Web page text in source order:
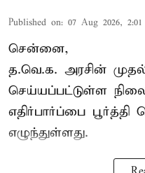
Published on: 07 Aug 2026,
சென்னை,
த.வெ.க. அரசின்
செய்யப்பட்டுள்ள
எதிர்பார்ப்பை
எழுந்துள்ளது.